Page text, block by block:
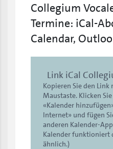
Collegium
Termine: iCal-
Calendar,
Link iCal
Kopieren Sie den Link
Maustaste. Klicken
«Kalender
Internet» und fügen
anderen Kalender-
Kalender funktioniert
ähnlich.)